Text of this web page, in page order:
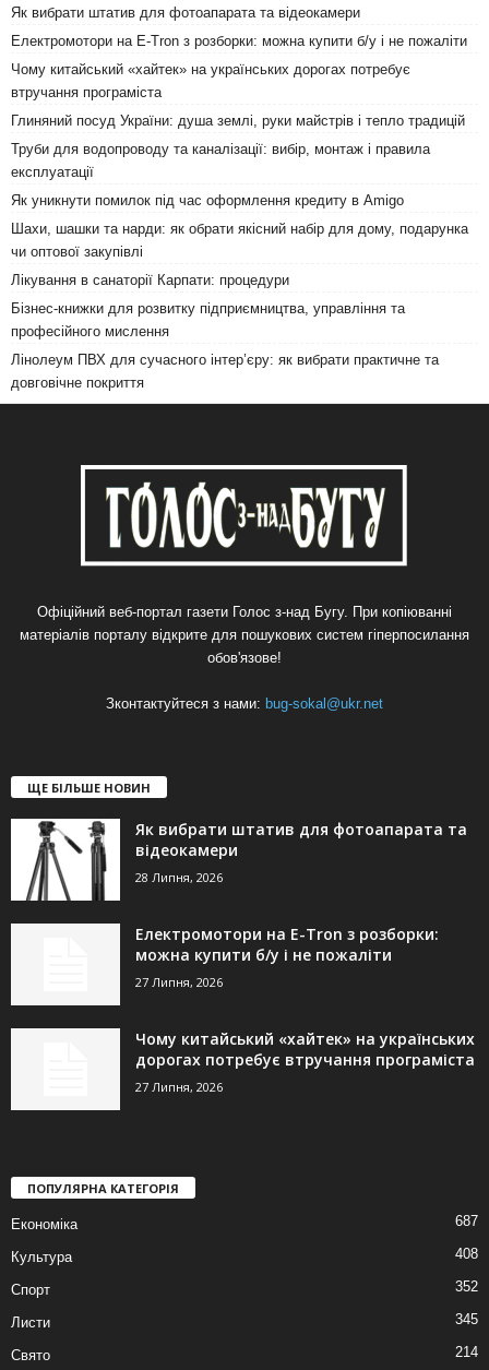
Як вибрати штатив для фотоапарата та відеокамери
Електромотори на E-Tron з розборки: можна купити б/у і не пожаліти
Чому китайський «хайтек» на українських дорогах потребує
втручання програміста
Глиняний посуд України: душа землі, руки майстрів і тепло традицій
Труби для водопроводу та каналізації: вибір, монтаж і правила
експлуатації
Як уникнути помилок під час оформлення кредиту в Amigo
Шахи, шашки та нарди: як обрати якісний набір для дому, подарунка
чи оптової закупівлі
Лікування в санаторії Карпати: процедури
Бізнес-книжки для розвитку підприємництва, управління та
професійного мислення
Лінолеум ПВХ для сучасного інтер’єру: як вибрати практичне та
довговічне покриття
Офіційний веб-портал газети Голос з-над Бугу. При копіюванні
матеріалів порталу відкрите для пошукових систем гіперпосилання
обов'язове!
Зконтактуйтеся з нами: bug-sokal@ukr.net
ЩЕ БІЛЬШЕ НОВИН
Як вибрати штатив для фотоапарата та
відеокамери
28 Липня, 2026
Електромотори на E-Tron з розборки:
можна купити б/у і не пожаліти
27 Липня, 2026
Чому китайський «хайтек» на українських
дорогах потребує втручання програміста
27 Липня, 2026
ПОПУЛЯРНА КАТЕГОРІЯ
Економіка 687
Культура 408
Спорт 352
Листи 345
Свято 214